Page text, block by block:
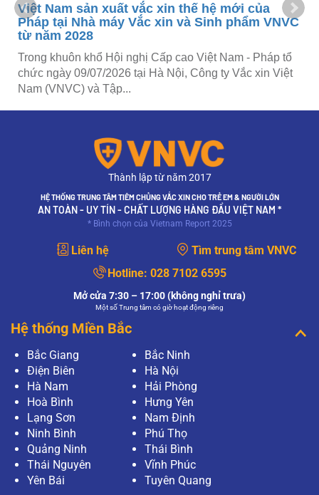
Việt Nam sản xuất vắc xin thế hệ mới của
Pháp tại Nhà máy Vắc xin và Sinh phẩm VNVC
từ năm 2028
Trong khuôn khổ Hội nghị Cấp cao Việt Nam - Pháp tổ
chức ngày 09/07/2026 tại Hà Nội, Công ty Vắc xin Việt
Nam (VNVC) và Tập...
Thành lập từ năm 2017
HỆ THỐNG TRUNG TÂM TIÊM CHỦNG VẮC XIN CHO TRẺ EM & NGƯỜI LỚN
AN TOÀN - UY TÍN - CHẤT LƯỢNG HÀNG ĐẦU VIỆT NAM *
* Bình chọn của Vietnam Report 2025
Liên hệ
Tìm trung tâm VNVC
Hotline: 028 7102 6595
Mở cửa 7:30 – 17:00 (không nghỉ trưa)
Một số Trung tâm có giờ hoạt động riêng
Hệ thống Miền Bắc
Bắc Giang
Bắc Ninh
Điện Biên
Hà Nội
Hà Nam
Hải Phòng
Hoà Bình
Hưng Yên
Lạng Sơn
Nam Định
Ninh Bình
Phú Thọ
Quảng Ninh
Thái Bình
Thái Nguyên
Vĩnh Phúc
Yên Bái
Tuyên Quang